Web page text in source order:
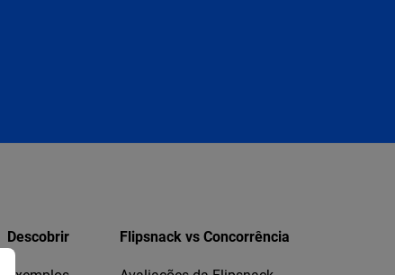
Descobrir Flipsnack vs Concorrência